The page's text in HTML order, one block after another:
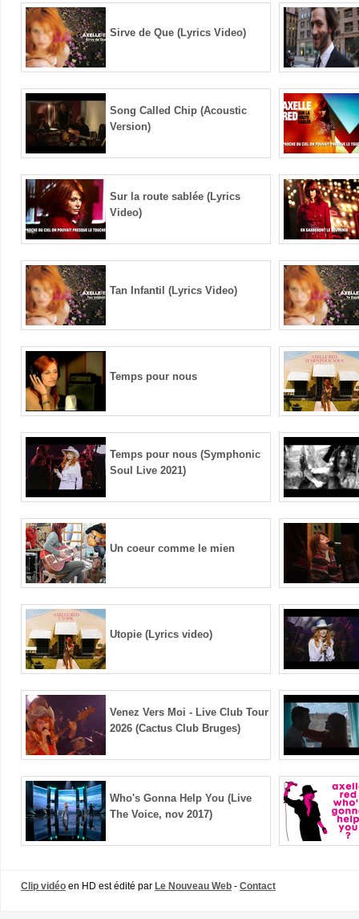
Sirve de Que (Lyrics Video)
Song Called Chip (Acoustic
Version)
Sur la route sablée (Lyrics
Video)
Tan Infantil (Lyrics Video)
Temps pour nous
Temps pour nous (Symphonic
Soul Live 2021)
Un coeur comme le mien
Utopie (Lyrics video)
Venez Vers Moi - Live Club Tour
2026 (Cactus Club Bruges)
Who's Gonna Help You (Live
The Voice, nov 2017)
Clip vidéo en HD est édité par Le Nouveau Web - Contact